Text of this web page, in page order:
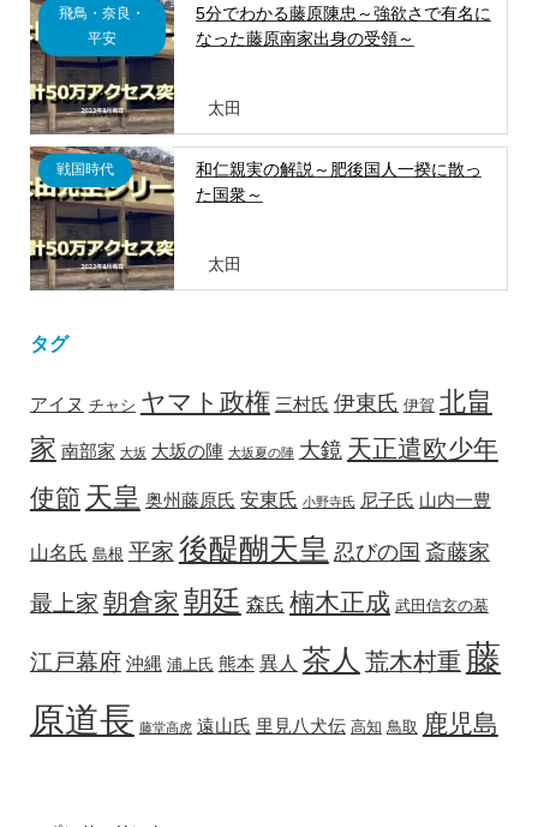
飛鳥・奈良・
平安
5分でわかる藤原陳忠～強欲さで有名に
なった藤原南家出身の受領～
太田
戦国時代
和仁親実の解説～肥後国人一揆に散っ
た国衆～
太田
タグ
アイヌ チャシ ヤマト政権 三村氏 伊東氏 伊賀 北畠
家 南部家 大坂 大坂の陣 大坂夏の陣 大鏡 天正遣欧少年
使節 天皇 奥州藤原氏 安東氏 小野寺氏 尼子氏 山内一豊
山名氏 島根 平家 後醍醐天皇 忍びの国 斎藤家
最上家 朝倉家 朝廷 森氏 楠木正成 武田信玄の墓
江戸幕府 沖縄 浦上氏 熊本 異人 茶人 荒木村重 藤
原道長 藤堂高虎 遠山氏 里見八犬伝 高知 鳥取 鹿児島